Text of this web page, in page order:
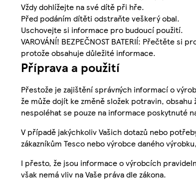
Vždy dohlížejte na své dítě při hře.
Před podáním dítěti odstraňte veškerý obal.
Uschovejte si informace pro budoucí použití.
VAROVÁNÍ! BEZPEČNOST BATERIÍ: Přečtěte
protože obsahuje důležité informace.
Příprava a použití
Přestože je zajištění správných informací o
že může dojít ke změně složek potravin,
nespoléhat se pouze na informace poskytnuté
V případě jakýchkoliv Vašich dotazů nebo
zákazníkům Tesco nebo výrobce daného
I přesto, že jsou informace o výrobcích
však nemá vliv na Vaše práva dle zákona.